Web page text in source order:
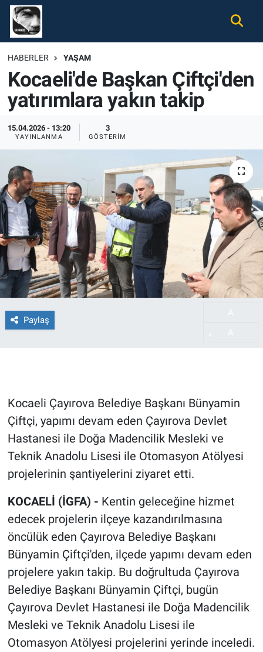
HABERLER YAŞAM
Kocaeli'de Başkan Çiftçi'den
yatırımlara yakın takip
15.04.2026 - 13:20
YAYINLANMA
3
GÖSTERIM
Paylaş
Kocaeli Çayırova Belediye Başkanı Bünyamin
Çiftçi, yapımı devam eden Çayırova Devlet
Hastanesi ile Doğa Madencilik Mesleki ve
Teknik Anadolu Lisesi ile Otomasyon Atölyesi
projelerinin şantiyelerini ziyaret etti.
KOCAELİ (İGFA) - Kentin geleceğine hizmet
edecek projelerin ilçeye kazandırılmasına
öncülük eden Çayırova Belediye Başkanı
Bünyamin Çiftçi'den, ilçede yapımı devam eden
projelere yakın takip. Bu doğrultuda Çayırova
Belediye Başkanı Bünyamin Çiftçi, bugün
Çayırova Devlet Hastanesi ile Doğa Madencilik
Mesleki ve Teknik Anadolu Lisesi ile
Otomasyon Atölyesi projelerini yerinde inceledi.
Gündem
Ekonomi
Spor
Magazin
İletişim
Künye
Nöbetçi Eczaneler
Hava Durumu
Namaz Vakitleri
Trafik Durumu
Süper Lig Puan Durumu ve Fikstür
Tüm Manşetler
Son Dakika Haberleri
Haber Arşivi